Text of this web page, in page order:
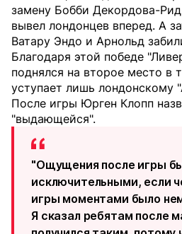
замену Бобби Декордова-
вывел лондонцев вперед. А
Ватару Эндо и Арнольд
Благодаря этой победе
поднялся на второе место в
уступает лишь лондонскому
После игры Юрген Клопп
"выдающейся".
"Ощущения после игры
исключительными, если
игры моментами было
Я сказал ребятам после